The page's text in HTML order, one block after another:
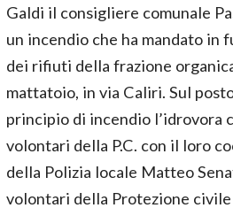
Galdi il consigliere comunale
un incendio che ha mandato in
dei rifiuti della frazione
mattatoio, in via Caliri. Sul
principio di incendio l’idrovora
volontari della P.C. con il loro
della Polizia locale Matteo
volontari della Protezione civile